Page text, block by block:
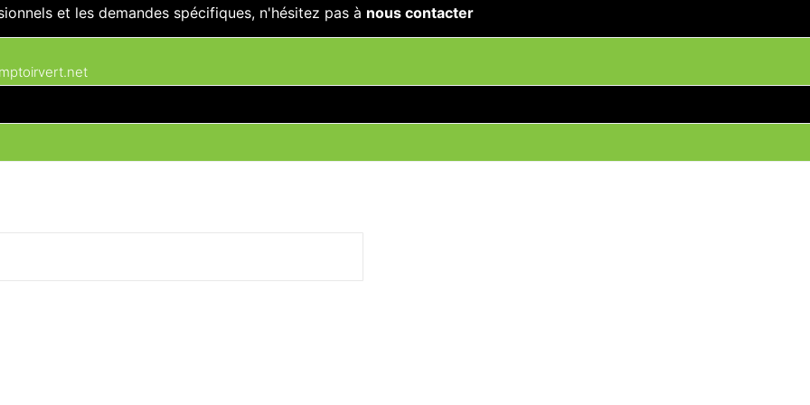
et les demandes spécifiques, n'hésitez pas à nous contacter